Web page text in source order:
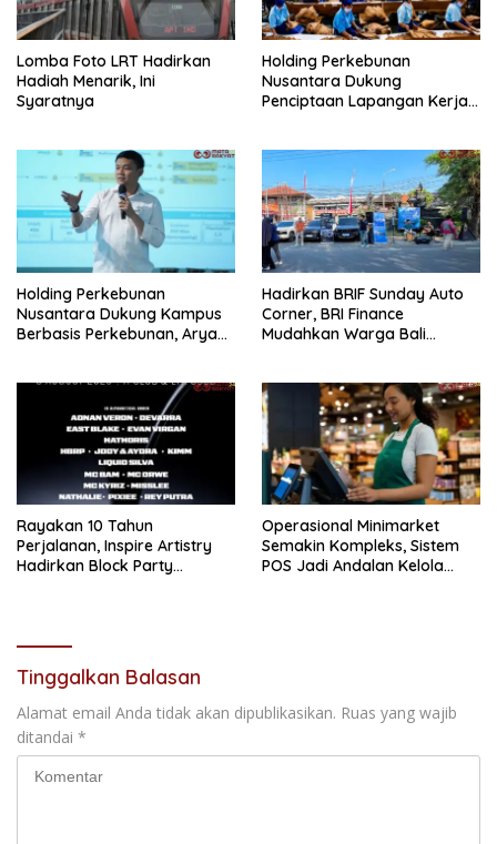
Lomba Foto LRT Hadirkan
Hadiah Menarik, Ini
Syaratnya
Holding Perkebunan
Nusantara Dukung
Penciptaan Lapangan Kerja,
Holding Perkebunan
Nusantara Dukung Kampus
Berbasis Perkebunan, Arya
Pertama Magister ITSI
Hadirkan BRIF Sunday Auto
Corner, BRI Finance
Mudahkan Warga Bali
Rayakan 10 Tahun
Perjalanan, Inspire Artistry
Hadirkan Block Party
Operasional Minimarket
Semakin Kompleks, Sistem
POS Jadi Andalan Kelola
Tinggalkan Balasan
Alamat email Anda tidak akan dipublikasikan. Ruas yang wajib
ditandai *